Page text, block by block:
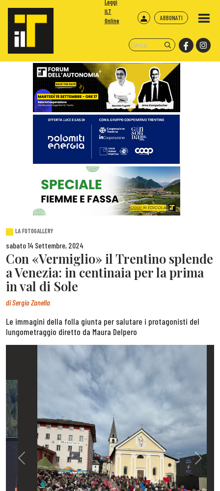
ABBONATI
Leggi
ILT
Online
LA FOTOGALLERY
sabato 14 Settembre, 2024
Con «Vermiglio» il Trentino splende
a Venezia: in centinaia per la prima
in val di Sole
diSergio Zanella
Le immagini della folla giunta per salutare i protagonisti del
lungometraggio diretto da Maura Delpero
Previous Next